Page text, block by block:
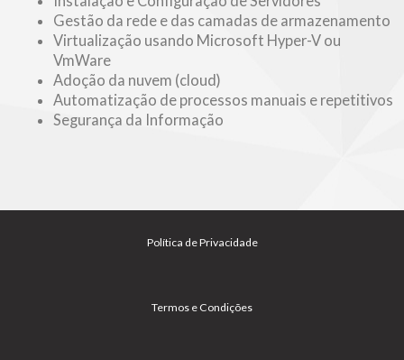
Gestão da rede e das camadas de armazenamento
Virtualização usando Microsoft Hyper-V ou
VmWare
Adoção da nuvem (cloud)
Automatização de processos manuais e repetitivos
Segurança da Informação
Política de Privacidade
Termos e Condições